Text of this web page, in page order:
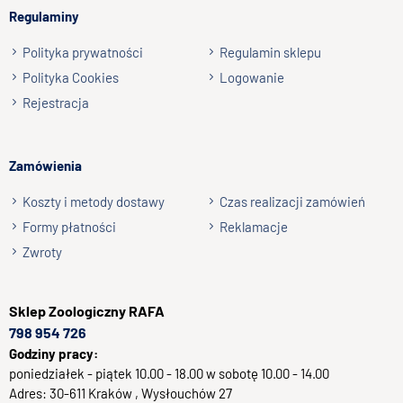
przechowywać je w lodówce maksymalnie 7 dni.
Cechy
Producent
Skład
Opakowanie
100g
Wyślij opinię
Regulaminy
Polityka prywatności
Regulamin sklepu
Polityka Cookies
Logowanie
Rejestracja
Zamówienia
Koszty i metody dostawy
Czas realizacji zamówień
Formy płatności
Reklamacje
Zwroty
SklepZoologiczny RAFA
798 954 726
Godziny pracy:
poniedziałek - piątek 10.00 - 18.00 w sobotę 10.00 - 14.00
Adres: 30-611 Kraków , Wysłouchów 27